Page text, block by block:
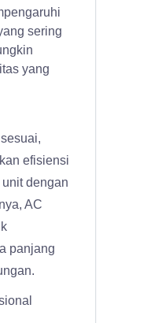
sering
yang
efisiensi
dengan
AC
panjang